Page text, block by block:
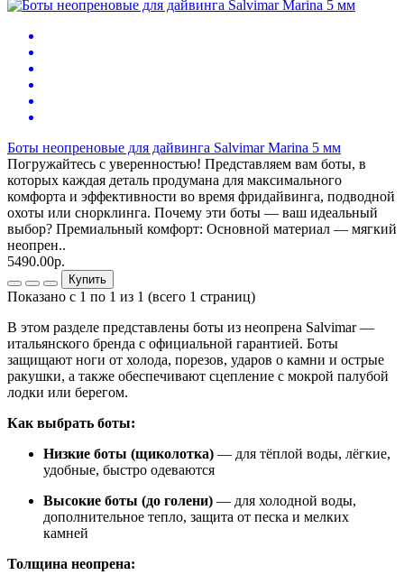
Боты неопреновые для дайвинга Salvimar Marina 5 мм
Погружайтесь с уверенностью! Представляем вам боты, в
которых каждая деталь продумана для максимального
комфорта и эффективности во время фридайвинга, подводной
охоты или снорклинга. Почему эти боты — ваш идеальный
выбор? Премиальный комфорт: Основной материал — мягкий
неопрен..
5490.00р.
Купить
Показано с 1 по 1 из 1 (всего 1 страниц)
В этом разделе представлены боты из неопрена Salvimar —
итальянского бренда с официальной гарантией. Боты
защищают ноги от холода, порезов, ударов о камни и острые
ракушки, а также обеспечивают сцепление с мокрой палубой
лодки или берегом.
Как выбрать боты:
Низкие боты (щиколотка) — для тёплой воды, лёгкие,
удобные, быстро одеваются
Высокие боты (до голени) — для холодной воды,
дополнительное тепло, защита от песка и мелких
камней
Толщина неопрена: